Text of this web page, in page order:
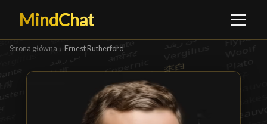
MindChat
Strona główna › Ernest Rutherford